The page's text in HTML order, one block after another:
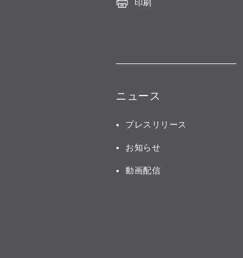
印刷
ニュース
プレスリリース
お知らせ
動画配信